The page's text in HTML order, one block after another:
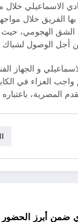
الاسماعيلي
بها الفريق خلال
الهجومي، حيث
و الجهاز
واجب العزاء في
المصرية،
ضمن أبرز الحضور